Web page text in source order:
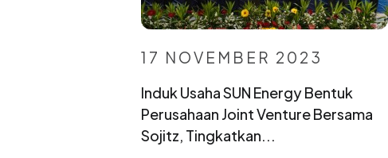
17 NOVEMBER 2023
Induk Usaha SUN Energy Bentuk
Perusahaan Joint Venture Bersama
Sojitz, Tingkatkan...